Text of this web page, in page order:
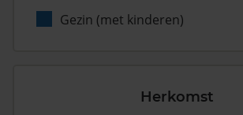
Gezin (met kinderen)
Herkomst